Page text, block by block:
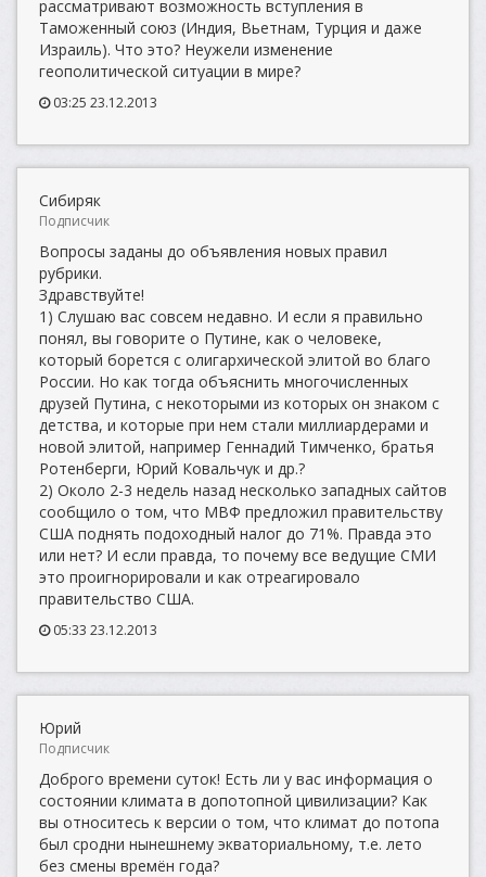
рассматривают возможность вступления в
Таможенный союз (Индия, Вьетнам, Турция и даже
Израиль). Что это? Неужели изменение
геополитической ситуации в мире?
03:25 23.12.2013
Сибиряк
Подписчик
Вопросы заданы до объявления новых правил
рубрики.
Здравствуйте!
1) Слушаю вас совсем недавно. И если я правильно
понял, вы говорите о Путине, как о человеке,
который борется с олигархической элитой во благо
России. Но как тогда объяснить многочисленных
друзей Путина, с некоторыми из которых он знаком с
детства, и которые при нем стали миллиардерами и
новой элитой, например Геннадий Тимченко, братья
Ротенберги, Юрий Ковальчук и др.?
2) Около 2-3 недель назад несколько западных сайтов
сообщило о том, что МВФ предложил правительству
США поднять подоходный налог до 71%. Правда это
или нет? И если правда, то почему все ведущие СМИ
это проигнорировали и как отреагировало
правительство США.
05:33 23.12.2013
Юрий
Подписчик
Доброго времени суток! Есть ли у вас информация о
состоянии климата в допотопной цивилизации? Как
вы относитесь к версии о том, что климат до потопа
был сродни нынешнему экваториальному, т.е. лето
без смены времён года?